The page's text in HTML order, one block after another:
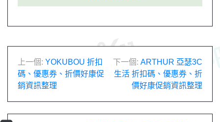
文
章
導
上一個: YOKUBOU 折扣
碼、優惠券、折價好康促
銷資訊整理
下一個: ARTHUR 亞瑟3C
生活 折扣碼、優惠券、折
價好康促銷資訊整理